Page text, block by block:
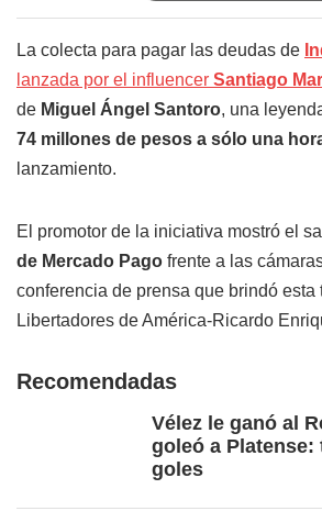
La colecta para pagar las deudas de
lanzada por el influencer Santiago
de Miguel Ángel Santoro, una
74 millones de pesos a sólo una
lanzamiento.
El promotor de la iniciativa mostró el
de Mercado Pago frente a las
conferencia de prensa que brindó esta
Libertadores de América-Ricardo
Recomendadas
Vélez le ganó al
goleó a
goles